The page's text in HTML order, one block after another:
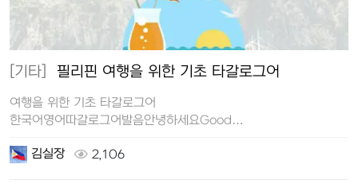
[기타] 필리핀 여행을 위한 기초 타갈로그어
여행을 위한 기초 타갈로그어
한국어영어따갈로그어발음안녕하세요Good
김실장
2,106